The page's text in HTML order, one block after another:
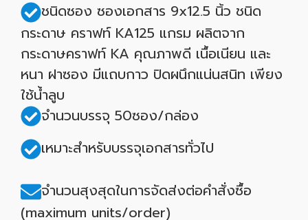
ชนิดซอง ซองเอกสาร 9x12.5 นิ้ว ชนิด
กระดาษ คราฟท์ KA125 แกรม ผลิตจาก
กระดาษคราฟท์ KA คุณภาพดี เนื้อเนียน และ
หนา ฝาซอง มีแถบกาว ปิดผนึกแน่นสนิท เพียง
ใช้น้ำลูบ
จำนวนบรรจุ 50ซอง/กล่อง
เหมาะสำหรับบรรจุเอกสารทั่วไป
จำนวนสุงสุดในการจัดส่งต่อคำสั่งซื้อ
(maximum units/order)